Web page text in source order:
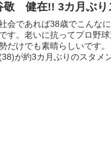
敬 健在!! 3カ月ぶり
会であれば38歳でこんな
す。老いに抗ってプロ野
だけでも素晴らしいです
が約3カ月ぶりのスタメ